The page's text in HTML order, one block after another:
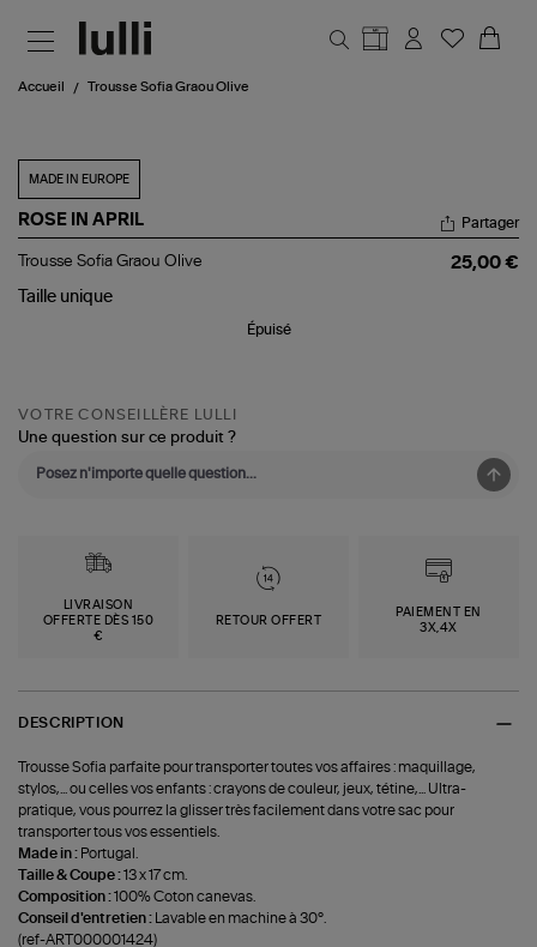
Accueil Trousse Sofia Graou Olive
MADE IN EUROPE
ROSE IN APRIL
Trousse
Graou
Partager
Trousse Sofia Graou Olive
25,00 €
Taille unique
Épuisé
VOTRE CONSEILLÈRE LULLI
Une question sur ce produit ?
LIVRAISON
OFFERTE DÈS 150
€
RETOUR OFFERT
PAIEMENT EN
3X,4X
DESCRIPTION
Trousse Sofia parfaite pour transporter toutes vos affaires : maquillage,
stylos,... ou celles vos enfants : crayons de couleur, jeux, tétine,... Ultra-
pratique, vous pourrez la glisser très facilement dans votre sac pour
transporter tous vos essentiels.
Made in : Portugal.
Taille & Coupe :13 x 17 cm.
Composition :100% Coton canevas.
Conseil d'entretien :
Lavable en machine à 30°.
(ref-ART000001424)